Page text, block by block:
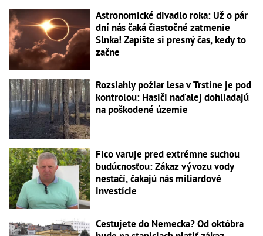
Astronomické divadlo roka: Už o pár
dní nás čaká čiastočné zatmenie
Slnka! Zapíšte si presný čas, kedy to
začne
Rozsiahly požiar lesa v Trstíne je pod
kontrolou: Hasiči naďalej dohliadajú
na poškodené územie
Fico varuje pred extrémne suchou
budúcnosťou: Zákaz vývozu vody
nestačí, čakajú nás miliardové
investície
Cestujete do Nemecka? Od októbra